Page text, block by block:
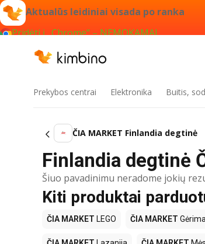
Aktualūs leidiniai visada po ranka
Pridėti į „Chrome“ – NEMOKAMAI
Prekybos centrai Elektronika Buitis,
ČIA MARKET Finlandia degtinė
Finlandia degtinė
Šiuo pavadinimu neradome jokių
Kiti produktai
ČIA MARKET LEGO ČIA MARKET